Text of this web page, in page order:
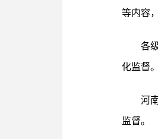
等内容
各
化监督。
河
监督。